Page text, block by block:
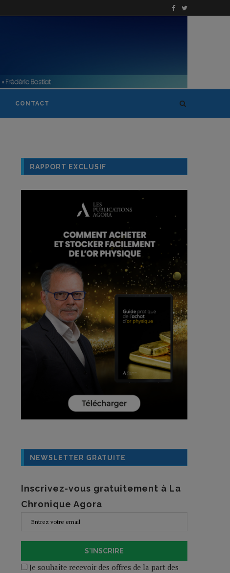
CONTACT
RAPPORT EXCLUSIF
NEWSLETTER GRATUITE
Inscrivez-vous gratuitement à La
Chronique Agora
S'INSCRIRE
Je souhaite recevoir des offres de la part des